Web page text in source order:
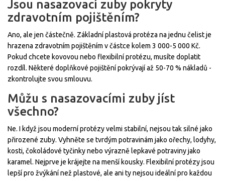
Jsou nasazovací zuby pokryty
zdravotním pojištěním?
Ano, ale jen částečně. Základní plastová protéza na jednu čelist je
hrazena zdravotním pojištěním v částce kolem 3 000-5 000 Kč.
Pokud chcete kovovou nebo flexibilní protézu, musíte doplatit
rozdíl. Některé doplňkové pojištění pokrývají až 50-70 % nákladů -
zkontrolujte svou smlouvu.
Můžu s nasazovacími zuby jíst
všechno?
Ne. I když jsou moderní protézy velmi stabilní, nejsou tak silné jako
přirozené zuby. Vyhněte se tvrdým potravinám jako ořechy, lodyhy,
kosti, čokoládové tyčinky nebo výrazně lepkavé potraviny jako
karamel. Nejprve je krájejte na menší kousky. Flexibilní protézy jsou
lepší pro žvýkání než plastové, ale ani ty nejsou ideální pro každou